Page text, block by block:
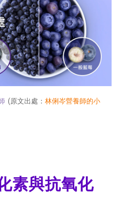
(原文出處： 林俐岑營養師的小
素與抗氧化